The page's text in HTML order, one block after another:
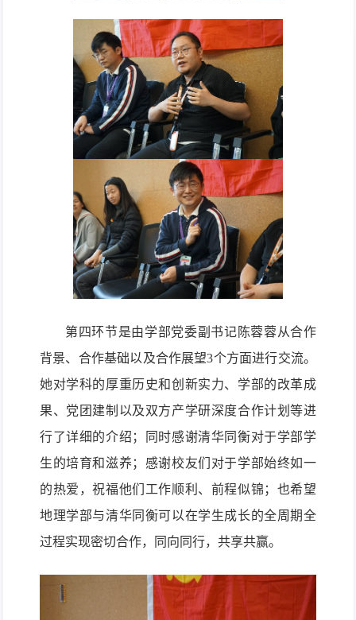
第四环节是由学部党委副书记 陈蓉蓉从合作
背景、合作基础以及合作展望3个方面进行交流。
她对学科的厚重历史和创新实力、 学部的改革成
果、 党团建制 以及双方产学研深度合作计划等进
行了详细的介绍 ；
同时感谢清华同衡对于学部学
生的培育和滋养； 感谢校友们对于学部始终如一
的热爱，祝福他们工作顺利、前程似锦 ； 也希望
地理学部与清华同衡可以在学生成长的全周期全
过程实现密切合作， 同向同行，共享共赢。